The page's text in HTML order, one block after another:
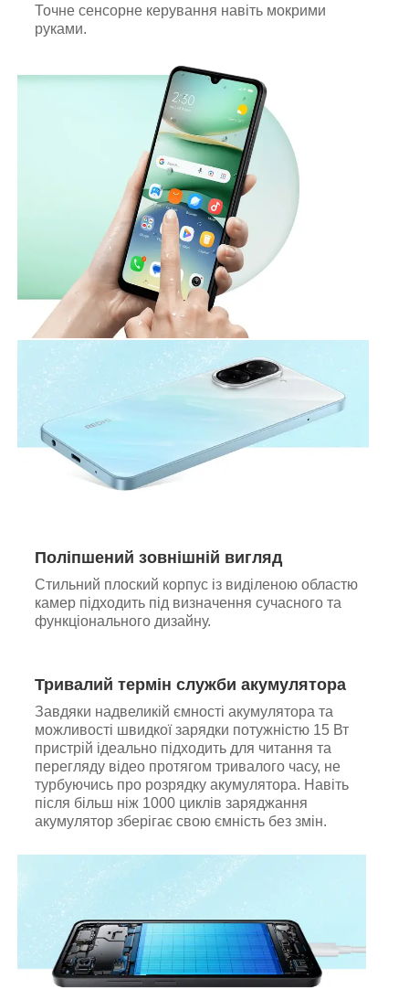
Точне сенсорне керування навіть мокрими
руками.
Поліпшений зовнішній вигляд
Стильний плоский корпус із виділеною областю
камер підходить під визначення сучасного та
функціонального дизайну.
Тривалий термін служби акумулятора
Завдяки надвеликій ємності акумулятора та
можливості швидкої зарядки потужністю 15 Вт
пристрій ідеально підходить для читання та
перегляду відео протягом тривалого часу, не
турбуючись про розрядку акумулятора. Навіть
після більш ніж 1000 циклів заряджання
акумулятор зберігає свою ємність без змін.